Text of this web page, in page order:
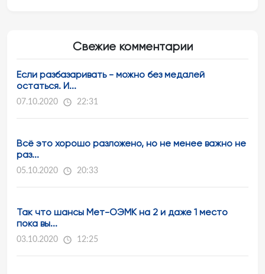
Свежие комментарии
Если разбазаривать - можно без медалей
остаться. И...
07.10.2020 22:31
Всё это хорошо разложено, но не менее важно не
раз...
05.10.2020 20:33
Так что шансы Мет-ОЭМК на 2 и даже 1 место
пока вы...
03.10.2020 12:25